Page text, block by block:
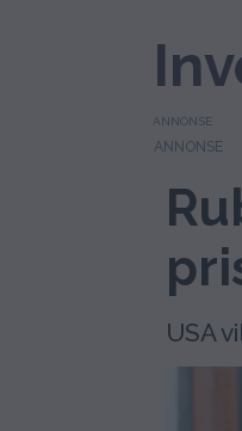
ANNONSE
USA